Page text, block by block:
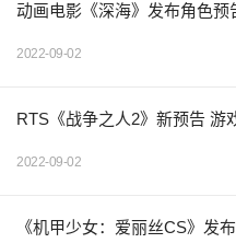
动画电影《深海》发布角色预
2022-09-02
RTS《战争之人2》新预告 游
2022-09-02
《机甲少女：爱丽丝CS》发